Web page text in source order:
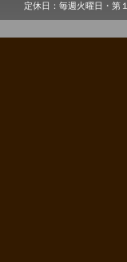
定休日：毎週火曜日・第